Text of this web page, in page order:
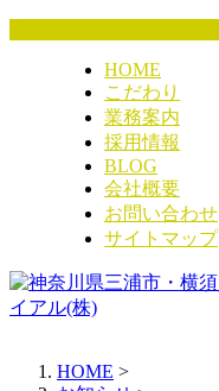
HOME
こだわり
業務案内
採用情報
BLOG
会社概要
お問い合わせ
サイトマップ
HOME >